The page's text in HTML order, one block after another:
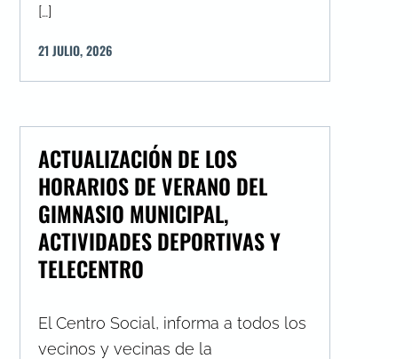
[…]
21 JULIO,2026
ACTUALIZACIÓN DE LOS
HORARIOS DE VERANO DEL
GIMNASIO MUNICIPAL,
ACTIVIDADES DEPORTIVAS Y
TELECENTRO
El Centro Social, informa a todos los
vecinos y vecinas de la